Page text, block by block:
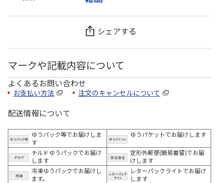
シェアする
マークや記載内容について
よくあるお問い合わせ
お支払い方法 注文のキャンセルについて
配送情報について
ゆうパック等でお届けしま
す
ゆうパケットでお届けします
チルドゆうパックでお届け
します
定形外郵便(簡易書留)でお届
けします
冷凍ゆうパックでお届けし
ます。
レターパックライトでお届け
します